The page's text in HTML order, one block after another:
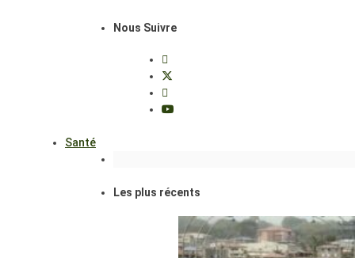
Nous Suivre
Santé
Les plus récents